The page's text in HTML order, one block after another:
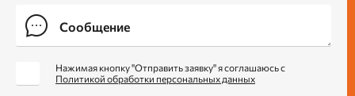
Нажимая кнопку "Отправить заявку" я соглашаюсь с
Политикой обработки персональных данных